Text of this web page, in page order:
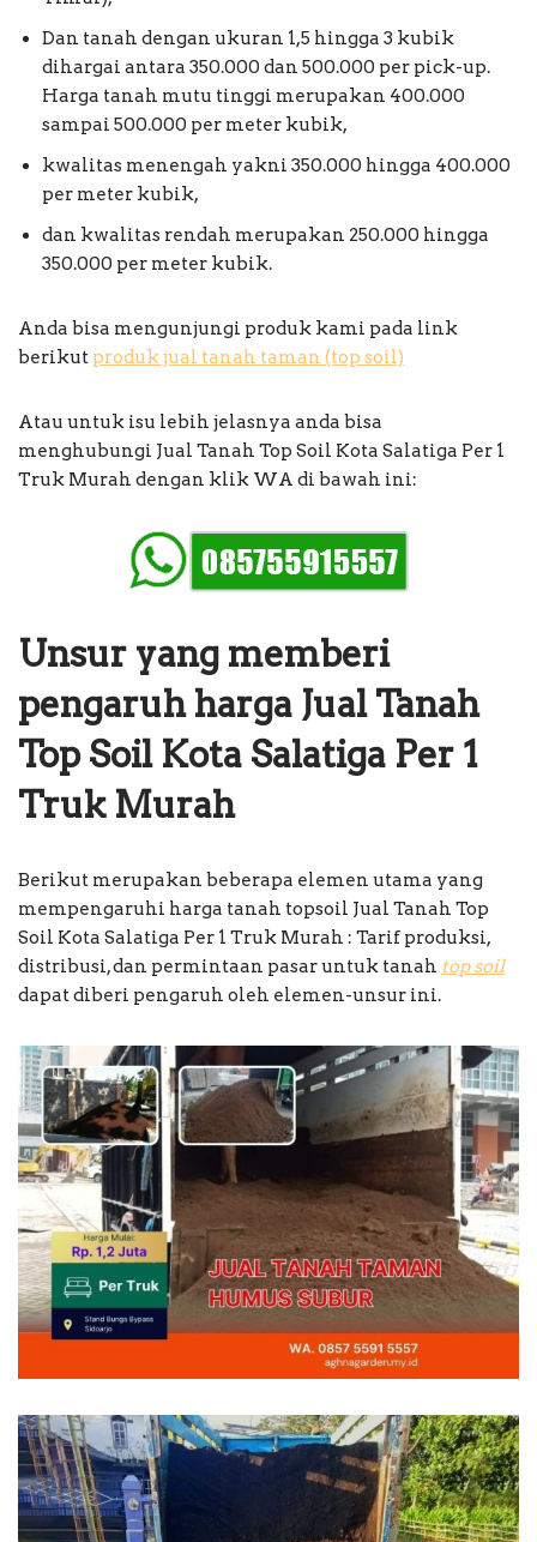
Dan tanah dengan ukuran 1,5 hingga 3 kubik
dihargai antara 350.000 dan 500.000 per pick-up.
Harga tanah mutu tinggi merupakan 400.000
sampai 500.000 per meter kubik,
kwalitas menengah yakni 350.000 hingga 400.000
per meter kubik,
dan kwalitas rendah merupakan 250.000 hingga
350.000 per meter kubik.
Anda bisa mengunjungi produk kami pada link
berikut produk jual tanah taman (top soil)
Atau untuk isu lebih jelasnya anda bisa
menghubungi Jual Tanah Top Soil Kota Salatiga Per 1
Truk Murah dengan klik WA di bawah ini:
Unsur yang memberi
pengaruh harga Jual Tanah
Top Soil Kota Salatiga Per 1
Truk Murah
Berikut merupakan beberapa elemen utama yang
mempengaruhi harga tanah topsoil Jual Tanah Top
Soil Kota Salatiga Per 1 Truk Murah : Tarif produksi,
distribusi, dan permintaan pasar untuk tanah top soil
dapat diberi pengaruh oleh elemen-unsur ini.